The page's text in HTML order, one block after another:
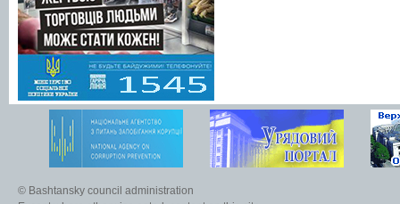
© Bashtansky council administration